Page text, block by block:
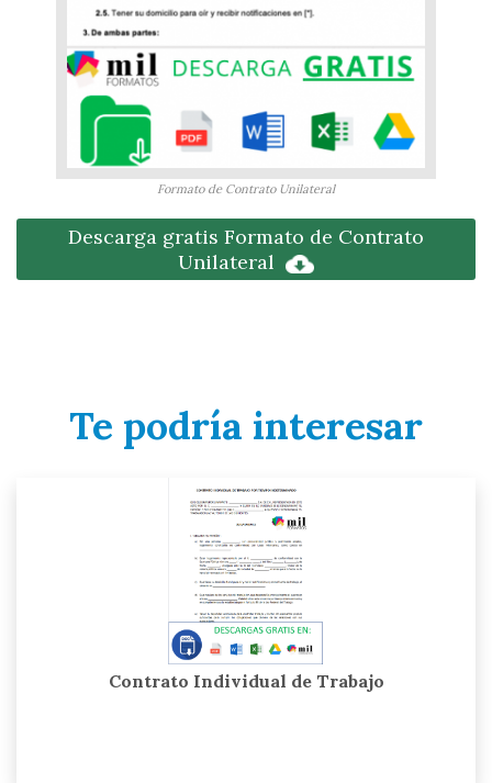
Formato de Contrato Unilateral
Descarga gratis Formato de Contrato
Unilateral
Te podría interesar
Contrato Individual de Trabajo